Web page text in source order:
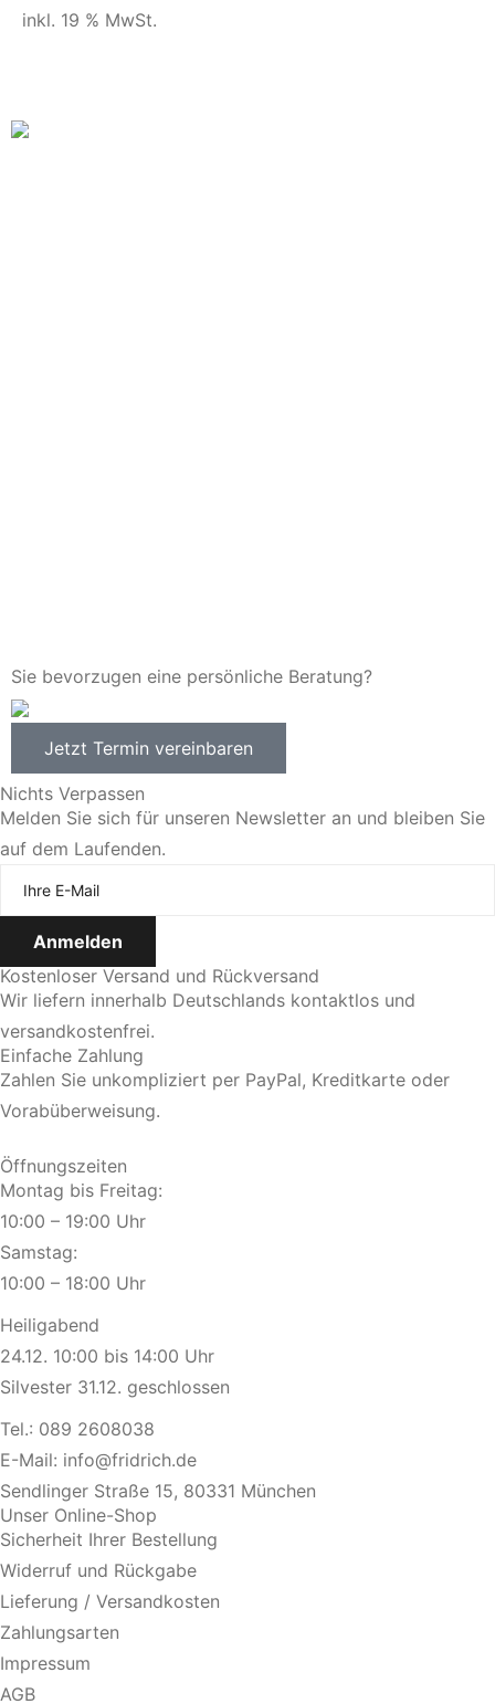
inkl. 19 % MwSt.
Sie bevorzugen eine persönliche Beratung?
Jetzt Termin vereinbaren
Nichts Verpassen
Melden Sie sich für unseren Newsletter an und bleiben Sie
auf dem Laufenden.
Kostenloser Versand und Rückversand
Wir liefern innerhalb Deutschlands kontaktlos und
versandkostenfrei.
Einfache Zahlung
Zahlen Sie unkompliziert per PayPal, Kreditkarte oder
Vorabüberweisung.
Öffnungszeiten
Montag bis Freitag:
10:00 – 19:00 Uhr
Samstag:
10:00 – 18:00 Uhr
Heiligabend
24.12. 10:00 bis 14:00 Uhr
Silvester 31.12. geschlossen
Tel.: 089 2608038
E-Mail: info@fridrich.de
Sendlinger Straße 15, 80331 München
Unser Online-Shop
Sicherheit Ihrer Bestellung
Widerruf und Rückgabe
Lieferung / Versandkosten
Zahlungsarten
Impressum
AGB